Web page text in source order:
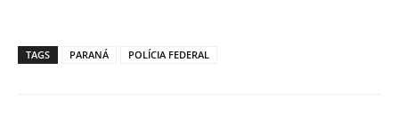
TAGS PARANÁ POLÍCIA FEDERAL